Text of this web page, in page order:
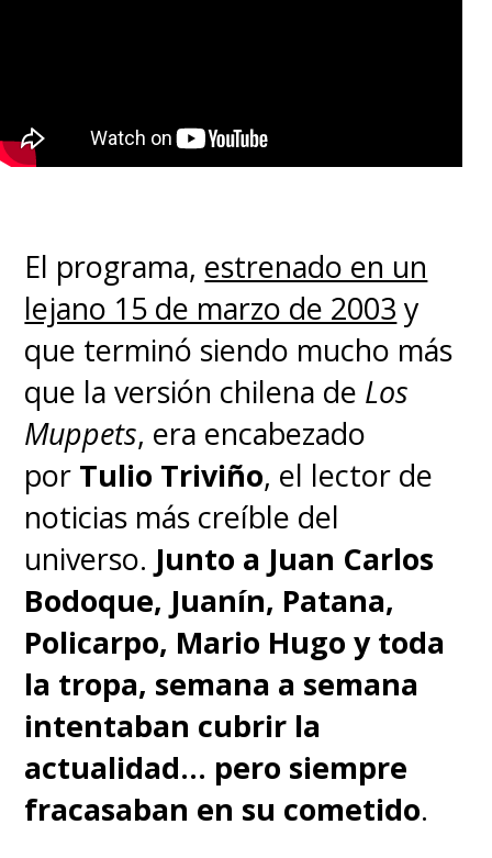
El programa, estrenado en un
lejano 15 de marzo de 2003 y
que terminó siendo mucho más
que la versión chilena de Los
Muppets, era encabezado
por Tulio Triviño, el lector de
noticias más creíble del
universo. Junto a Juan Carlos
Bodoque, Juanín, Patana,
Policarpo, Mario Hugo y toda
la tropa, semana a semana
intentaban cubrir la
actualidad... pero siempre
fracasaban en su cometido.